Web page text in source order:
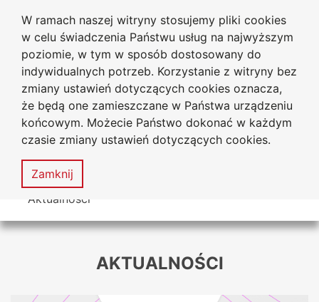
W ramach naszej witryny stosujemy pliki cookies
w celu świadczenia Państwu usług na najwyższym
poziomie, w tym w sposób dostosowany do
indywidualnych potrzeb. Korzystanie z witryny bez
zmiany ustawień dotyczących cookies oznacza,
że będą one zamieszczane w Państwa urządzeniu
końcowym. Możecie Państwo dokonać w każdym
czasie zmiany ustawień dotyczących cookies.
Zamknij
Przejdź do głównego menu
Przejdź do treści
Przejdź do wyszukiwarki
Przejdź do mapy serwisu
Uniwersytet
Jana Długosza w Częstochowie
Biuro Karier
Deklaracja
dostępności
Mapa
serwisu
MENU
Tutaj jesteś
Aktualności
AKTUALNOŚCI